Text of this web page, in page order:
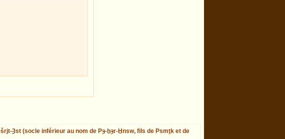
Ȝst (socle inférieur au nom de Pȝ-ḫȝr-Ḫnsw, fils de Psmṯk et de